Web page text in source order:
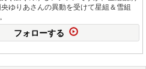
ゆりあさんの異動を受けて星組＆雪組
フォローする